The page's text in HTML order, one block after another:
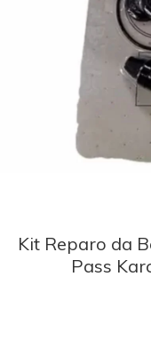
Kit Reparo da
Pass